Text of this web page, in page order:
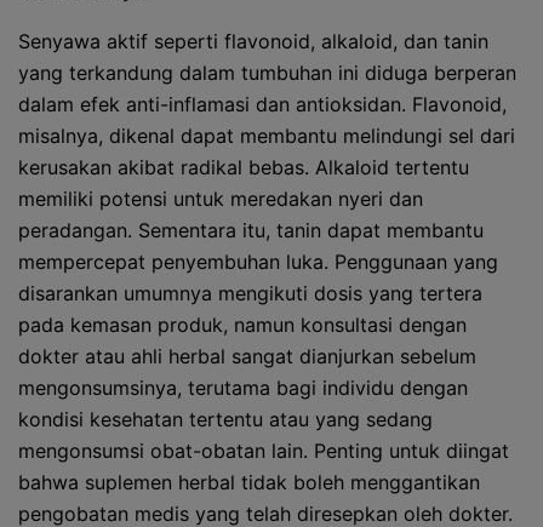
Senyawa aktif seperti flavonoid, alkaloid, dan tanin
yang terkandung dalam tumbuhan ini diduga berperan
dalam efek anti-inflamasi dan antioksidan. Flavonoid,
misalnya, dikenal dapat membantu melindungi sel dari
kerusakan akibat radikal bebas. Alkaloid tertentu
memiliki potensi untuk meredakan nyeri dan
peradangan. Sementara itu, tanin dapat membantu
mempercepat penyembuhan luka. Penggunaan yang
disarankan umumnya mengikuti dosis yang tertera
pada kemasan produk, namun konsultasi dengan
dokter atau ahli herbal sangat dianjurkan sebelum
mengonsumsinya, terutama bagi individu dengan
kondisi kesehatan tertentu atau yang sedang
mengonsumsi obat-obatan lain. Penting untuk diingat
bahwa suplemen herbal tidak boleh menggantikan
pengobatan medis yang telah diresepkan oleh dokter.